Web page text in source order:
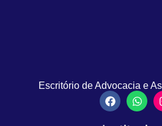
Escritório de Advocacia e